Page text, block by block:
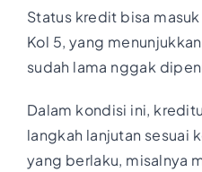
Status kredit bisa
Kol 5, yang
sudah lama nggak
Dalam kondisi ini,
langkah lanjutan sesuai
yang berlaku, misalnya